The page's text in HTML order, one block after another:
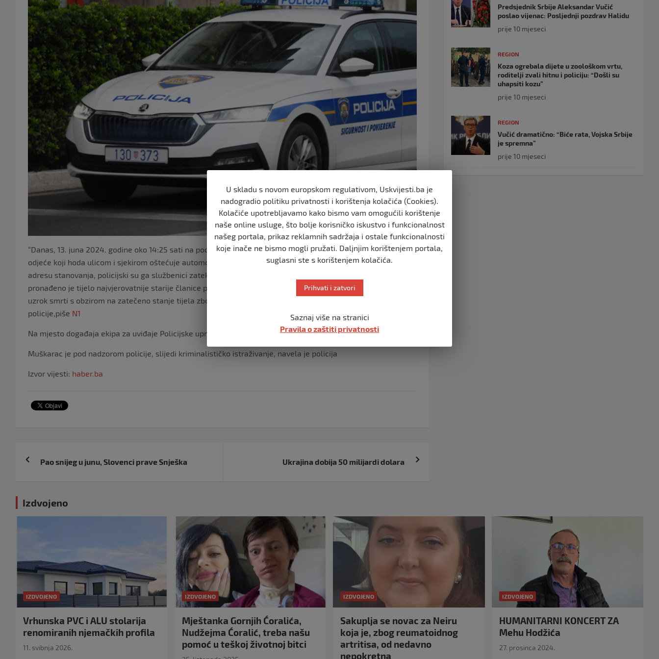
b
o
k
“Danas, 13. juna 2024. godine oko 14:25 sati na području Susedgrada, zaprimljena je dojava o muškarcu bez
odjeće koji hoda ulicom i sjekirom oštećuje automobile, nakon čega se uputio na kućnu adresu. Dolaskom na
adresu stanovanja, policijski su ga službenici zatekli i priveli u službene prostorije. U kući u kojoj živi,
pronađeno je tijelo najvjerovatnije starije članice porodice, za koje u ovom trenutku nije moguće utvrditi
uzrok smrti s obzirom na zatečeno stanje tijela zbog posljedica dužeg proteka vremena”, naveli su iz
policije,piše N1
Na mjesto događaja ekipa za uviđaje Policijske uprave zagrebačke provodi uviđaj.
Muškarac je pod nadzorom policije, slijedi kriminalističko istraživanje, navela je policija
Izvor vijesti: haber.ba
Navigacija
Pao snijeg u junu, Slovenci prave Snješka Ukrajina dobija 50 milijardi dolara
Predsjednik Srbije Aleksandar Vučić
poslao vijenac: Posljednji pozdrav Halidu
prije 10 mjeseci
REGION
Koza ogrebala dijete u zoološkom vrtu,
roditelji zvali hitnu i policiju: “Došli su
uhapsiti kozu”
prije 10 mjeseci
REGION
Vučić dramatično: “Biće rata, Vojska Srbije
je spremna”
prije 10 mjeseci
Izdvojeno
IZDVOJENO
Vrhunska PVC i ALU stolarija
renomiranih njemačkih profila
11. svibnja 2026.
IZDVOJENO
Mještanka Gornjih Ćoralića,
Nudžejma Ćoralić, treba našu
pomoć u teškoj životnoj bitci
IZDVOJENO
Sakuplja se novac za Neiru
koja je, zbog reumatoidnog
artritisa, od nedavno
nepokretna
IZDVOJENO
HUMANITARNI KONCERT ZA
Mehu Hodžića
27. prosinca 2024.
U skladu s novom europskom regulativom, Uskvijesti.ba je
nadogradio politiku privatnosti i korištenja kolačića (Cookies).
Kolačiće upotrebljavamo kako bismo vam omogućili korištenje
naše online usluge, što bolje korisničko iskustvo i funkcionalnost
našeg portala, prikaz reklamnih sadržaja i ostale funkcionalnosti
koje inače ne bismo mogli pružati. Daljnjim korištenjem portala,
suglasni ste s korištenjem kolačića.
Prihvati i zatvori
Saznaj više na stranici
Pravila o zaštiti privatnosti